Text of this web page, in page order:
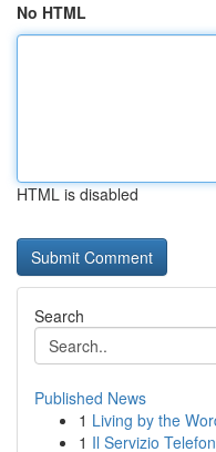
No HTML
HTML is disabled
Search
Published News
1 Living by the
1 Il Servizio